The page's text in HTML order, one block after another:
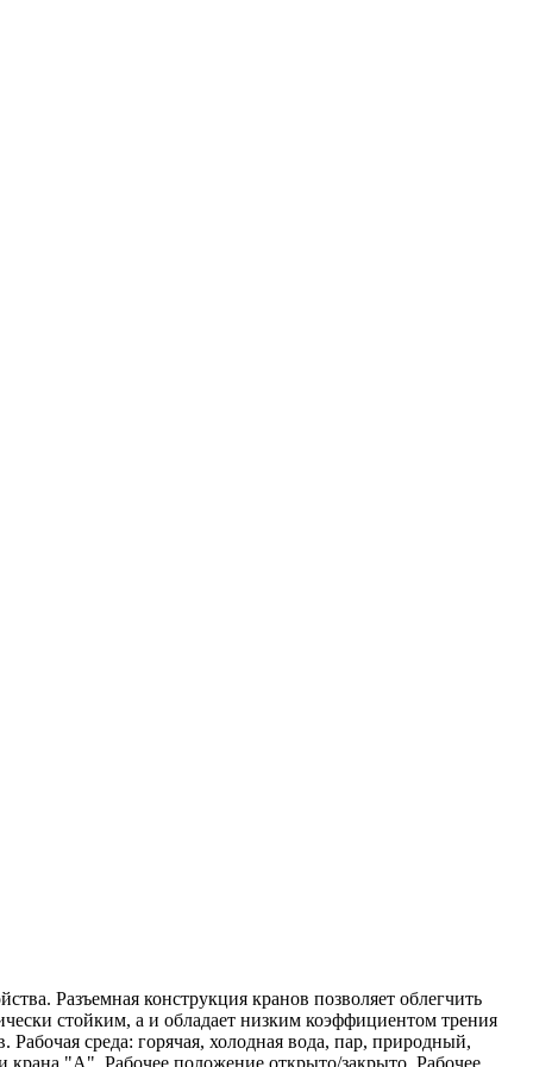
Разъемная конструкция кранов позволяет облегчить
стойким, а и обладает низким коэффициентом трения
среда: горячая, холодная вода, пар, природный,
крана "А". Рабочее положение открыто/закрыто. Рабочее